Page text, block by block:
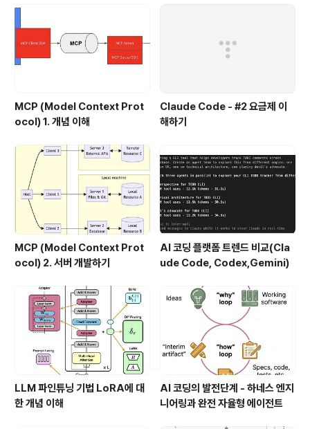
루션들이 제공되고 있고, 기업에서는 이미 구축되어 있다.
까? 5000만 인구의 대한민국에서는 그만한 데이타 분석
이 필요할까 과연 의문이다.물..
MCP (Model Context Prot
ocol) 1. 개념 이해
Claude Code - #2 요금제 이
해하기
MCP (Model Context Prot
ocol) 2. 서버 개발하기
AI 코딩 플랫폼 트렌드 비교(Cla
ude Code, Codex,Gemini)
LLM 파인튜닝 기법 LoRA에 대
한 개념 이해
AI 코딩의 발전단계 - 하네스 엔지
니어링과 완전 자율형 에이전트